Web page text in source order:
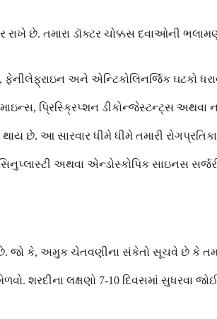
રાખે છે. તમારા ડૉક્ટર ચોક્કસ દવાઓની
અને એન્ટિકોલિનર્જિક ઘટકો
પ્રિસ્ક્રિપ્શન ડીકોન્જેસ્ટન્ટ્સ અથવા
થાય છે. આ સારવાર ધીમે ધીમે તમારી
અથવા એન્ડોસ્કોપિક સાઇનસ
જો કે, અમુક ચેતવણીના સંકેતો સૂચવે છે કે
શરદીના લક્ષણો 7-10 દિવસમાં સુધરવા